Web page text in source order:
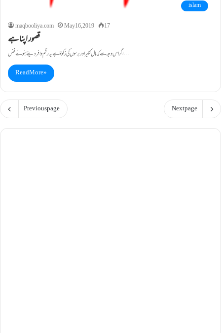
islam
maqbooliya.com
May 16, 2019 17
قصور اپنا ہے
اگر اس وجہ سے کہ مال کثیر اور برسوں کی زکوٰۃ ہے یہ رقم وافر دیتے ہُوئے نفس…
Read More »
Previous page Next page